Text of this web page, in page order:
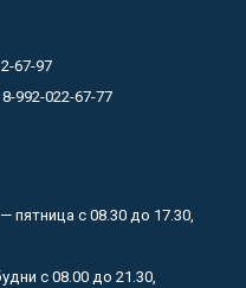
67-97
992-022-67-77
пятница с 08.30 до 17.30,
с 08.00 до 21.30,